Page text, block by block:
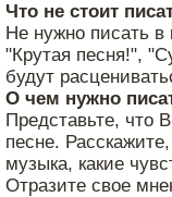
Что не стоит
Не нужно писать в
"Крутая песня!",
будут
О чем нужно
Представьте, что
песне.
музыка, какие
Отразите свое